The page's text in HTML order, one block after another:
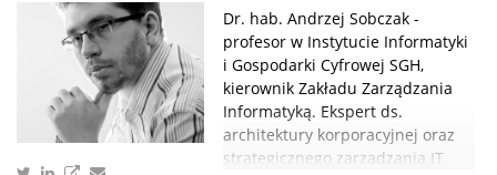
Dr. hab. Andrzej Sobczak -
profesor w Instytucie Informatyki
i Gospodarki Cyfrowej SGH,
kierownik Zakładu Zarządzania
Informatyką. Ekspert ds.
architektury korporacyjnej oraz
strategicznego zarządzania IT.